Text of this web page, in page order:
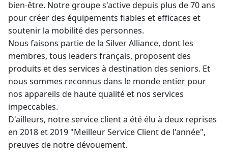
bien-être. Notre groupe s'active depuis plus de 70 ans
pour créer des équipements fiables et efficaces et
soutenir la mobilité des personnes.
Nous faisons partie de la Silver Alliance, dont les
membres, tous leaders français, proposent des
produits et des services à destination des seniors. Et
nous sommes reconnus dans le monde entier pour
nos appareils de haute qualité et nos services
impeccables.
D'ailleurs, notre service client a été élu à deux reprises
en 2018 et 2019 "Meilleur Service Client de l'année",
preuves de notre dévouement.